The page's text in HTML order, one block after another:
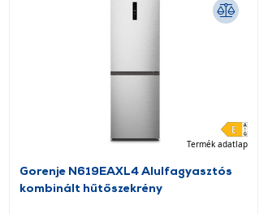
Termék adatlap
Gorenje N619EAXL4 Alulfagyasztós
kombinált hűtőszekrény